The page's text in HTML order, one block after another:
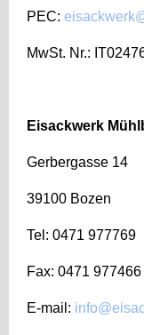
PEC:
MwSt. Nr.:
Eisackwerk
Gerbergasse 14
39100 Bozen
Tel: 0471 977769
Fax: 0471 977466
E-mail: